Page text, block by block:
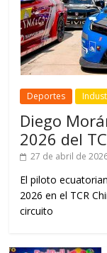
Deportes
Diego
2026 del
27 de abril de
El piloto
2026 en el TCR
circuito